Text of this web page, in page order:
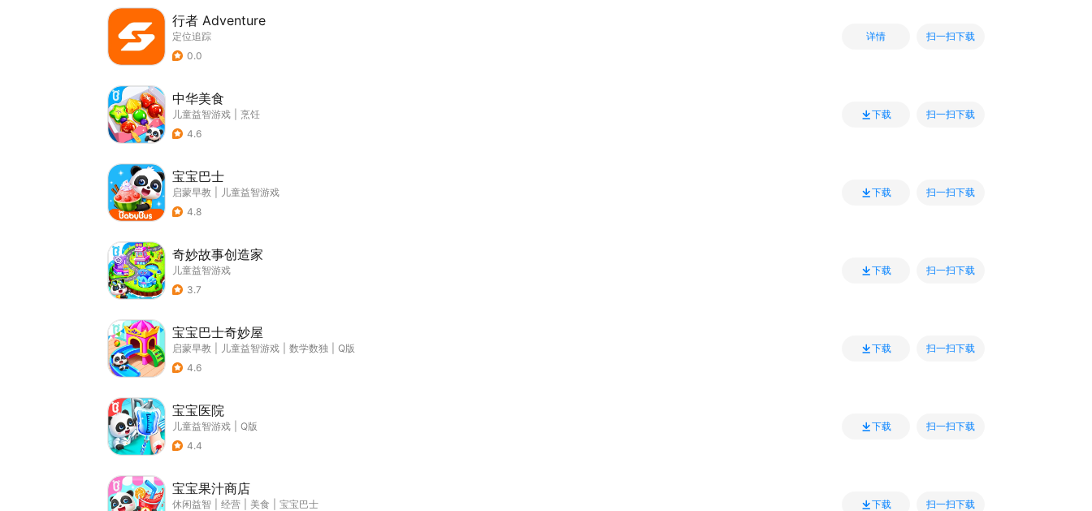
行者 Adventure
定位追踪
0.0
详情 扫一扫下载
中华美食
儿童益智游戏
烹饪
4.6
下载 扫一扫下载
宝宝巴士
启蒙早教
儿童益智游戏
4.8
下载 扫一扫下载
奇妙故事创造家
儿童益智游戏
3.7
下载 扫一扫下载
宝宝巴士奇妙屋
启蒙早教 儿童益智游戏 数学数独
Q版
4.6
下载 扫一扫下载
宝宝医院
儿童益智游戏
Q版
4.4
下载 扫一扫下载
宝宝果汁商店
休闲益智 经营 美食
宝宝巴士
下载 扫一扫下载